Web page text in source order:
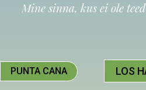
LOS
Mine sinna, kus ei ole
PUNTA CANA